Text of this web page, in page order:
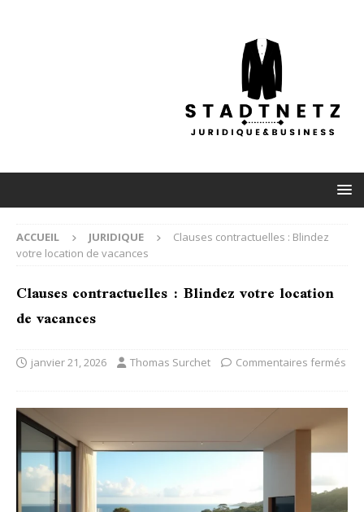
ACCUEIL JURIDIQUE
Clauses contractuelles : Blindez
votre location de vacances
Clauses contractuelles : Blindez votre location
de vacances
janvier 21, 2026 Thomas Surchet Commentaires fermés